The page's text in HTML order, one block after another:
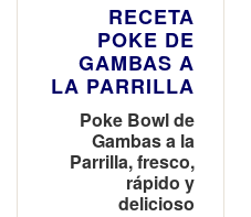
RECETA
POKE DE
GAMBAS A
LA PARRILLA
Poke Bowl de
Gambas a la
Parrilla, fresco,
rápido y
delicioso